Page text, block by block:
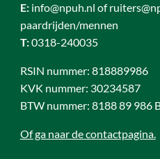
E:info@npuh.nl of
paardrijden/mennen
T:0318-240035
RSIN nummer: 818889986
KVK nummer: 30234587
BTW nummer: 8188 89 986
Of ga naar de contactpagina.